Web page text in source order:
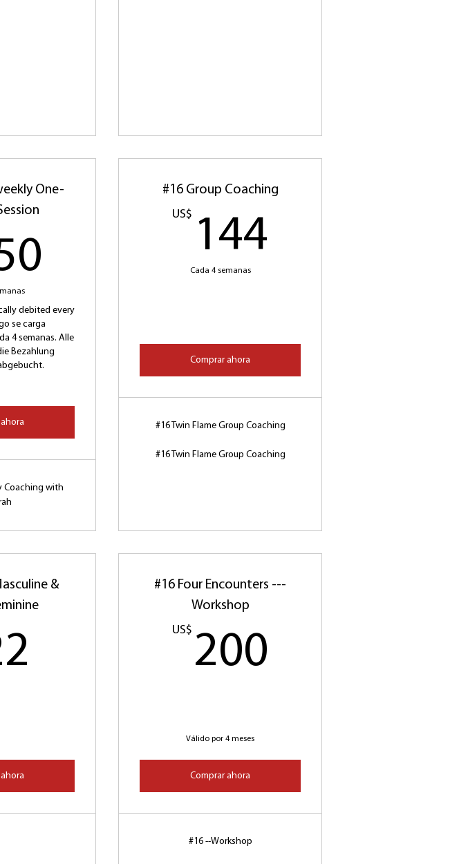
One-
debited every
se carga
4 semanas. Alle
Bezahlung
Coaching with
#16 Group Coaching
US$ 144
Cada 4 semanas
Comprar ahora
#16 Twin Flame Group Coaching
#16 Twin Flame Group Coaching
&
#16 Four Encounters ---
Workshop
US$ 200
Válido por 4 meses
Comprar ahora
#16 --Workshop